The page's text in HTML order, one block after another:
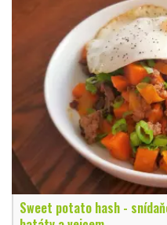
Sweet potato hash -